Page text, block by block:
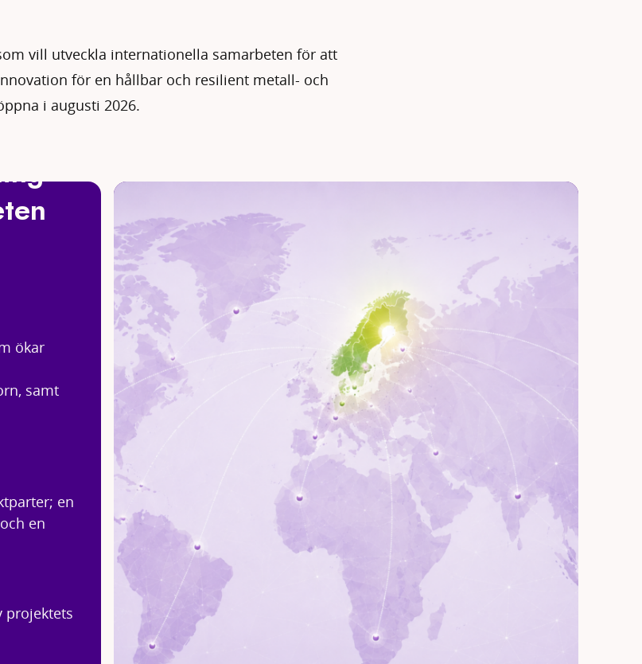
vill utveckla internationella samarbeten för att
för en hållbar och resilient metall- och
i augusti 2026.
ökar
samt
en
en
projektets